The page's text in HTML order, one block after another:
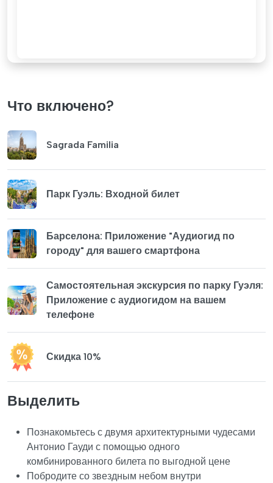
Что включено?
Sagrada Familia
Парк Гуэль: Входной билет
Барселона: Приложение "Аудиогид по
городу" для вашего смартфона
Самостоятельная экскурсия по парку Гуэля:
Приложение с аудиогидом на вашем
телефоне
Скидка 10%
Выделить
Познакомьтесь с двумя архитектурными чудесами
Антонио Гауди с помощью одного
комбинированного билета по выгодной цене
Побродите со звездным небом внутри